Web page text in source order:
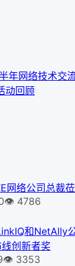
年网络技术交
动回顾
网络公司总裁
👁 4786
和NetAlly
创新者奖
👁 3353